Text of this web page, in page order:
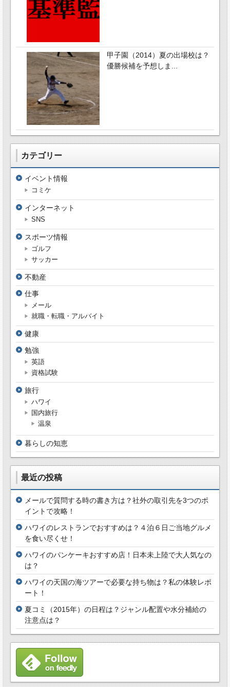
甲子園（2014）夏の出場校は？
優勝候補を予想しま...
カテゴリー
イベント情報
コミケ
インターネット
SNS
スポーツ情報
ゴルフ
サッカー
不動産
仕事
メール
就職・転職・アルバイト
健康
勉強
英語
資格試験
旅行
ハワイ
国内旅行
温泉
暮らしの知恵
最近の投稿
メールで質問する時の書き方は？社外の取引先を3つのポ
イントで攻略！
ハワイのレストランでおすすめは？４泊６日ご当地グルメ
を食い尽くせ！
ハワイのパンケーキおすすめ店！日本未上陸で大人気なの
は？
ハワイの天国の海ツアーで必要な持ち物は？私の体験レポ
ート！
夏コミ（2015年）の日程は？ジャンル配置や水分補給の
注意点は？